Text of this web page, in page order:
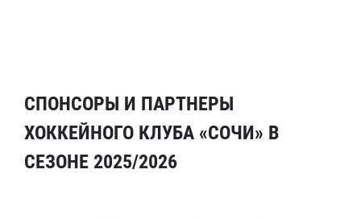
СПОНСОРЫ И ПАРТНЕРЫ
ХОККЕЙНОГО КЛУБА «СОЧИ» В
СЕЗОНЕ 2025/2026